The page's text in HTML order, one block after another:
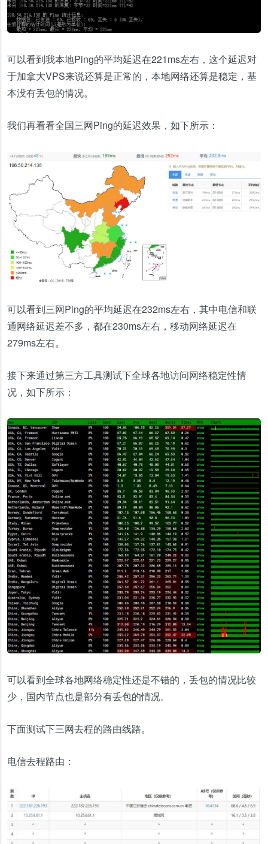
可以看到我本地Ping的平均延迟在221ms左右，这个延迟对
于加拿大VPS来说还算是正常的，本地网络还算是稳定，基
本没有丢包的情况。
我们再看看全国三网Ping的延迟效果，如下所示：
可以看到三网Ping的平均延迟在232ms左右，其中电信和联
通网络延迟差不多，都在230ms左右，移动网络延迟在
279ms左右。
接下来通过第三方工具测试下全球各地访问网络稳定性情
况，如下所示：
可以看到全球各地网络稳定性还是不错的，丢包的情况比较
少，国内节点也是部分有丢包的情况。
下面测试下三网去程的路由线路。
电信去程路由：